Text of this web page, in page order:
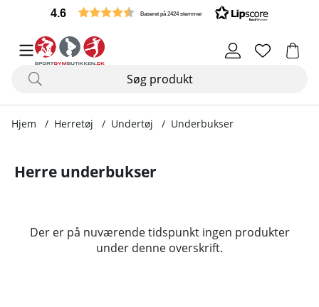
4.6 Baseret på 2424 stemmer
Hjem Herretøj Undertøj Underbukser
Herre underbukser
Produkter
Der er på nuværende tidspunkt ingen produkter
under denne overskrift.